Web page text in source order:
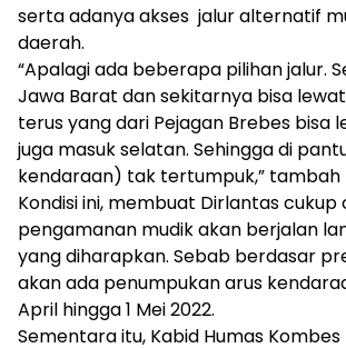
serta adanya akses jalur alternatif
daerah.
“Apalagi ada beberapa pilihan jalur.
Jawa Barat dan sekitarnya bisa
terus yang dari Pejagan Brebes bisa
juga masuk selatan. Sehingga di
kendaraan) tak tertumpuk,” tambah
Kondisi ini, membuat Dirlantas cukup
pengamanan mudik akan berjalan
yang diharapkan. Sebab berdasar
akan ada penumpukan arus
April hingga 1 Mei 2022.
Sementara itu, Kabid Humas Kombes